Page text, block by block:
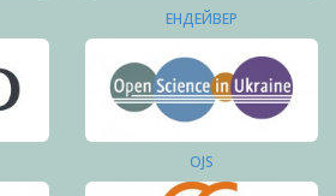
ЕНДЕЙВЕР
OJS